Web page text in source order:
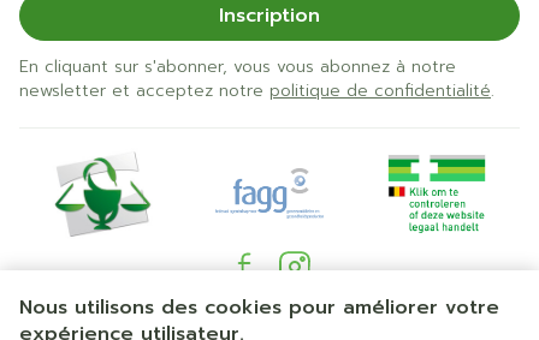
Nous utilisons des cookies pour améliorer votre
expérience utilisateur.
Inscription
En cliquant sur s'abonner, vous vous abonnez à notre
newsletter et acceptez notre politique de confidentialité.
Liens légaux